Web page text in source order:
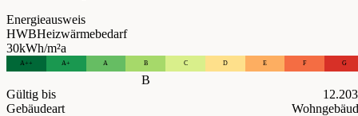
Energieausweis
HWBHeizwärmebedarf
30kWh/m²a
A++ A+ A B C D E F G
B
Gültig bis
Gebäudeart